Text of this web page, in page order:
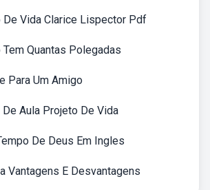
De Vida Clarice Lispector Pdf
Quantas Polegadas
Para Um Amigo
De Aula Projeto De Vida
De Deus Em Ingles
Vantagens E Desvantagens